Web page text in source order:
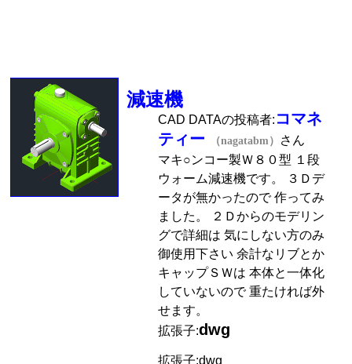
減速機
CAD DATAの投稿者: コマネ
ティー
（nagatabm）
さん
マキ○ンコー製Ｗ８０型 １段
ウォーム減速機です。 ３Ｄデ
ータが無かったので 作ってみ
ました。 ２Ｄからのモデリン
グで詳細は 気にしない方のみ
御使用下さい 余計なリブとか
キャップＳＷは 本体と一体化
していないので 重たければ外
せます。
拡張子:dwg
拡張子:dwg